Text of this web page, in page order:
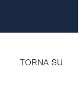
TORNA SU